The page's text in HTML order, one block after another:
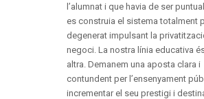
l’alumnat i que havia de ser
es construia el sistema totalment
degenerat impulsant la
negoci. La nostra línia educativa
altra. Demanem una aposta clara i
contundent per l’ensenyament
incrementar el seu prestigi i